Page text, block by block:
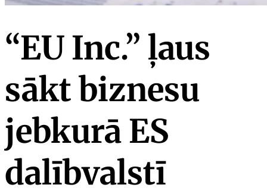
“EU Inc.” ļaus
sākt biznesu
jebkurā ES
dalībvalstī